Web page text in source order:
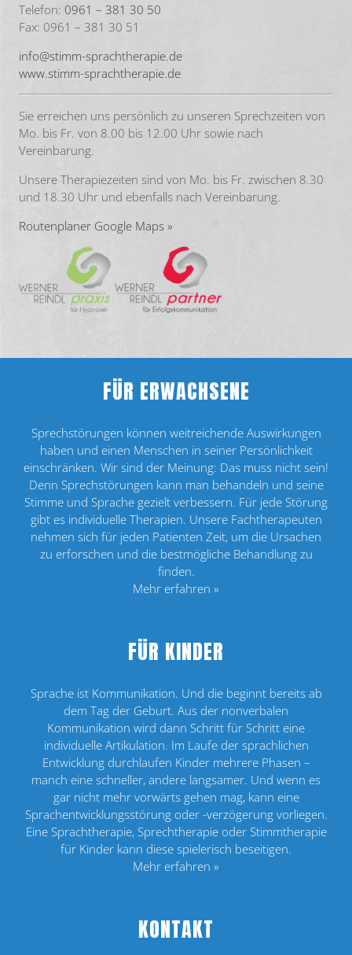
Telefon: 0961 – 381 30 50
Fax: 0961 – 381 30 51
info@stimm-sprachtherapie.de
www.stimm-sprachtherapie.de
Sie erreichen uns persönlich zu unseren Sprechzeiten von
Mo. bis Fr. von 8.00 bis 12.00 Uhr sowie nach
Vereinbarung.
Unsere Therapiezeiten sind von Mo. bis Fr. zwischen 8.30
und 18.30 Uhr und ebenfalls nach Vereinbarung.
Routenplaner Google Maps »
FÜR ERWACHSENE
Sprechstörungen können weitreichende Aus­wirkungen
haben und einen Menschen in seiner Persönlichkeit
einschränken. Wir sind der Meinung: Das muss nicht sein!
Denn Sprechstörungen kann man behandeln und seine
Stimme und Sprache gezielt verbessern. Für jede Störung
gibt es individuelle Therapien. Unsere Fachtherapeuten
nehmen sich für jeden Patienten Zeit, um die Ursachen
zu erforschen und die bestmögliche Behandlung zu
finden.
Mehr erfahren »
FÜR KINDER
Sprache ist Kommunikation. Und die beginnt bereits ab
dem Tag der Geburt. Aus der nonverbalen
Kommunikation wird dann Schritt für Schritt eine
individuelle Artikulation. Im Laufe der sprachlichen
Entwicklung durchlaufen Kinder mehrere Phasen –
manch eine schneller, andere langsamer. Und wenn es
gar nicht mehr vorwärts gehen mag, kann eine
Sprachentwicklungsstörung oder -verzögerung vorliegen.
Eine Sprachtherapie, Sprechtherapie oder Stimmtherapie
für Kinder kann diese spielerisch beseitigen.
Mehr erfahren »
KONTAKT